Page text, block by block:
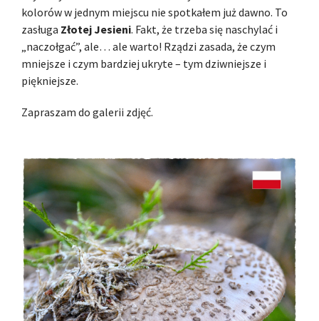
kolorów w jednym miejscu nie spotkałem już dawno. To
zasługa Złotej Jesieni. Fakt, że trzeba się naschylać i
„naczołgać”, ale… ale warto! Rządzi zasada, że czym
mniejsze i czym bardziej ukryte – tym dziwniejsze i
piękniejsze.
Zapraszam do galerii zdjęć.